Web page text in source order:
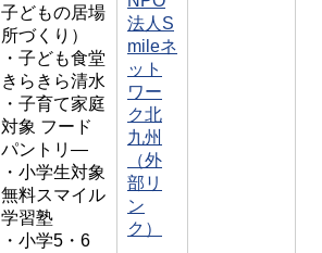
子どもの居場
所づくり）
・子ども食堂
きらきら清水
・子育て家庭
対象 フード
パントリ―
・小学生対象
無料スマイル
学習塾
・小学5・6
法人S
mileネ
ット
ワー
ク北
九州
（外
部リ
ン
ク）